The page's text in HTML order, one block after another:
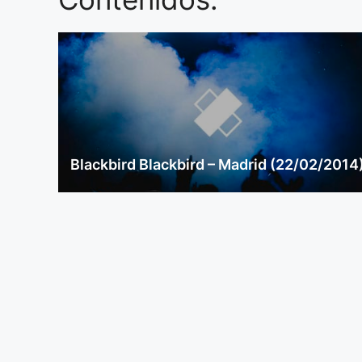
Blackbird Blackbird – Madrid (22/02/